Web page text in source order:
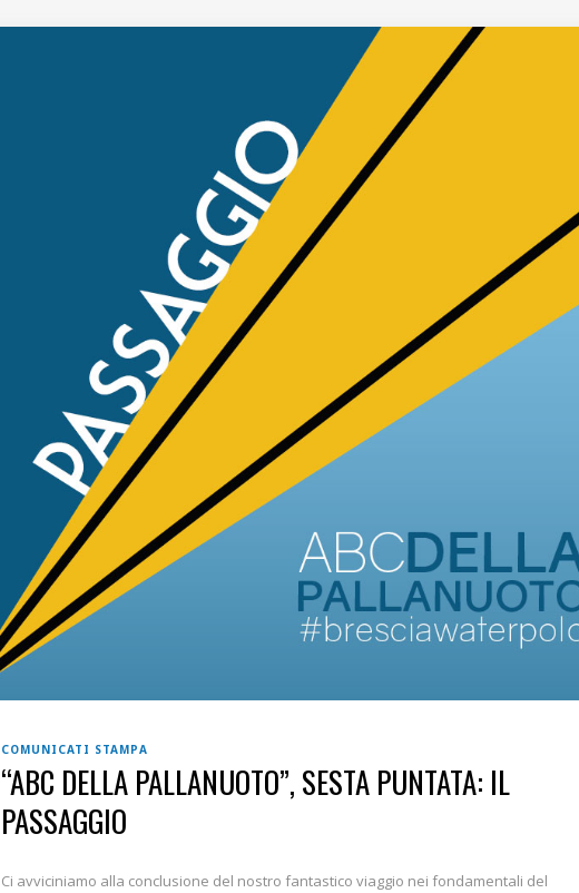
COMUNICATI STAMPA
“ABC DELLA PALLANUOTO”, SESTA PUNTATA: IL
PASSAGGIO
Ci avviciniamo alla conclusione del nostro fantastico viaggio nei fondamentali del